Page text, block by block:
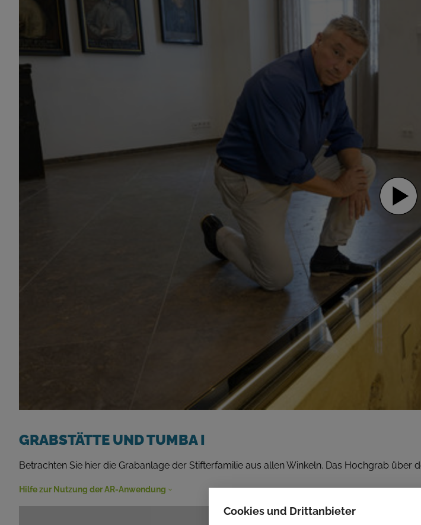
Cookies und Drittanbieter
GRABSTÄTTE UND TUMBA I
Betrachten Sie hier die Grabanlage der Stifterfamilie aus allen Winkeln. Das Hochgrab
Hilfe zur Nutzung der AR-Anwendung